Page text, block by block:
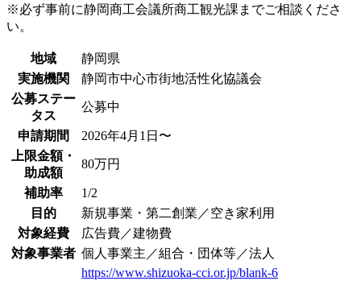
※必ず事前に静岡商工会議所商工観光課までご相談くださ
い。
地域
静岡県
実施機関
静岡市中心市街地活性化協議会
公募ステー
タス
公募中
申請期間
2026年4月1日〜
上限金額・
助成額
80万円
補助率
1/2
目的
新規事業・第二創業／空き家利用
対象経費
広告費／建物費
対象事業者 個人事業主／組合・団体等／法人
https://www.shizuoka-cci.or.jp/blank-6